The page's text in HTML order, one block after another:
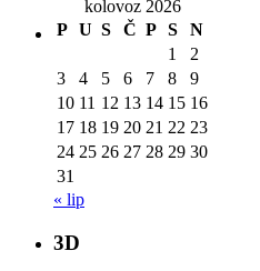
kolovoz 2026
P U S Č P S
N
1
2
3
4 5 6 7 8
9
10 11 12 13 14 15 16
17 18 19 20 21 22 23
24 25 26 27 28 29 30
31
« lip
3D